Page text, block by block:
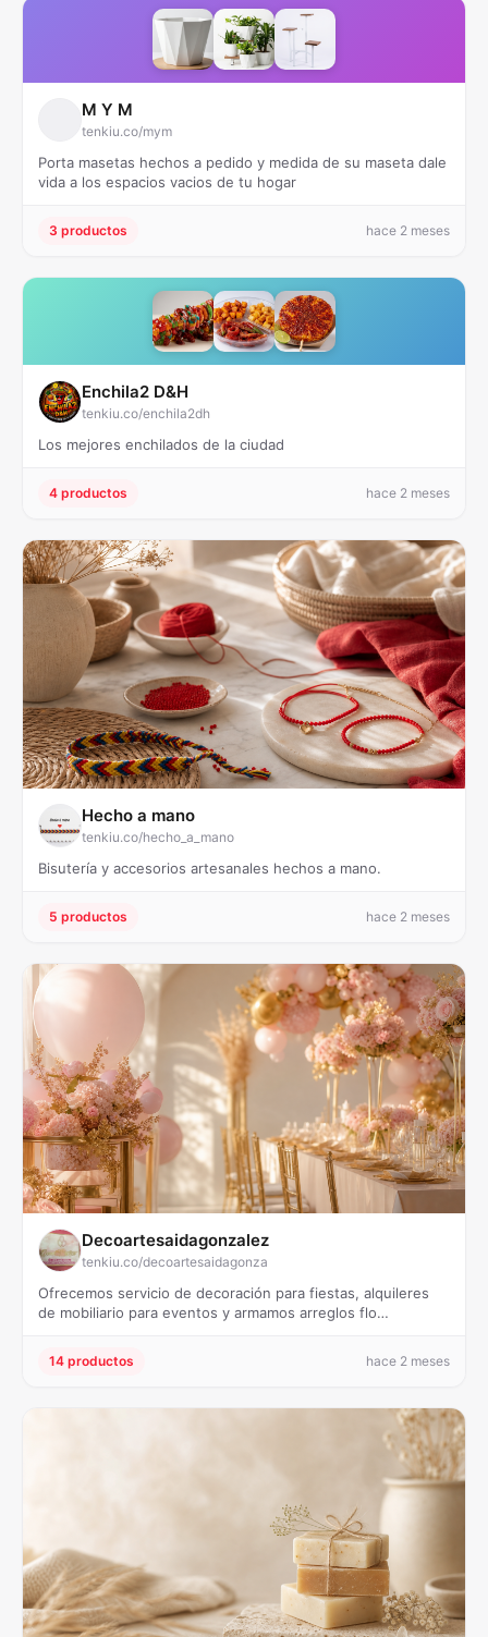
M Y M
tenkiu.co/mym
Porta masetas hechos a pedido y medida de su maseta dale
vida a los espacios vacios de tu hogar
3 productos hace 2 meses
Enchila2 D&H
tenkiu.co/enchila2dh
Los mejores enchilados de la ciudad
4 productos hace 2 meses
Hecho a mano
tenkiu.co/hecho_a_mano
Bisutería y accesorios artesanales hechos a mano.
5 productos hace 2 meses
Decoartesaidagonzalez
tenkiu.co/decoartesaidagonza
Ofrecemos servicio de decoración para fiestas, alquileres
de mobiliario para eventos y armamos arreglos flo…
14 productos hace 2 meses